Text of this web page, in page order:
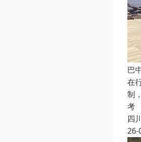
巴
在
制
考
四
26-